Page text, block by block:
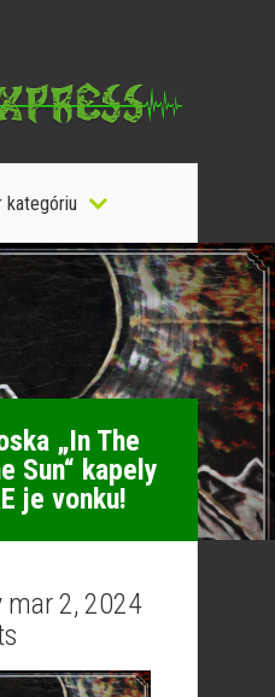
kategóriu
„In The
Sun“ kapely
je vonku!
mar 2, 2024